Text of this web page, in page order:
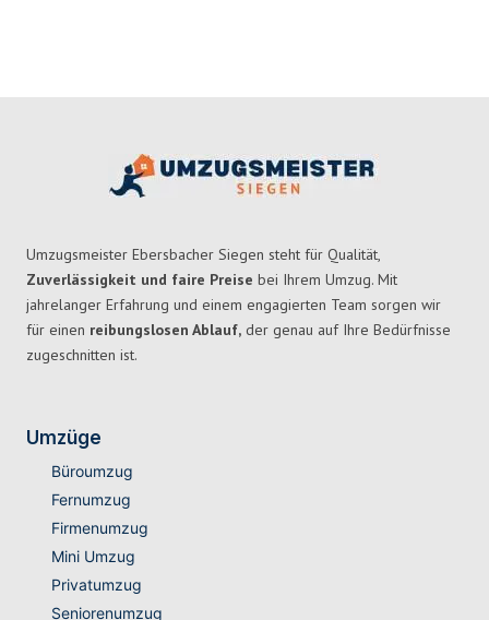
Umzugsmeister Ebersbacher Siegen steht für Qualität,
Zuverlässigkeit und faire Preise bei Ihrem Umzug. Mit
jahrelanger Erfahrung und einem engagierten Team sorgen wir
für einen reibungslosen Ablauf, der genau auf Ihre Bedürfnisse
zugeschnitten ist.
Umzüge
Büroumzug
Fernumzug
Firmenumzug
Mini Umzug
Privatumzug
Seniorenumzug